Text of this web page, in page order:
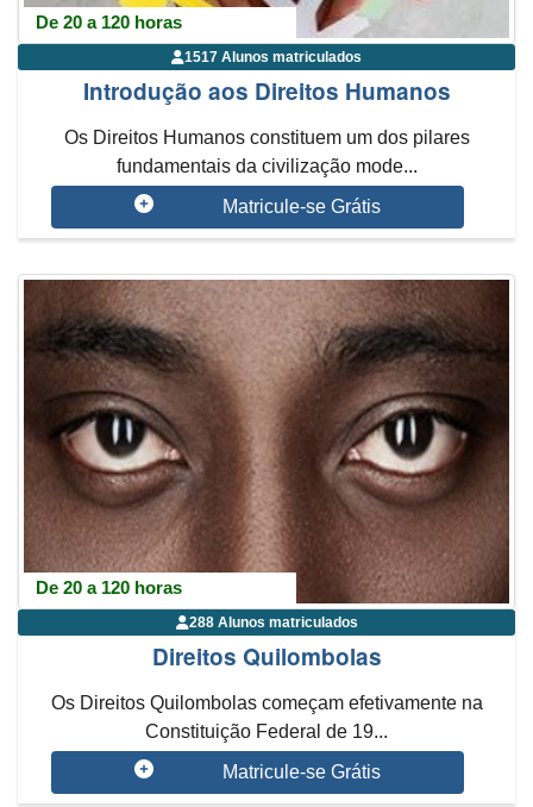
De 20 a 120 horas
1517 Alunos matriculados
Introdução aos Direitos Humanos
Os Direitos Humanos constituem um dos pilares
fundamentais da civilização mode...
Matricule-se Grátis
De 20 a 120 horas
288 Alunos matriculados
Direitos Quilombolas
Os Direitos Quilombolas começam efetivamente na
Constituição Federal de 19...
Matricule-se Grátis